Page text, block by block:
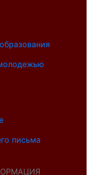
письма